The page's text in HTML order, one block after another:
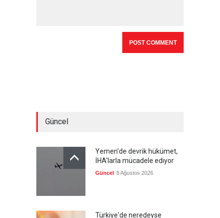
Güncel
Yemen'de devrik hükümet,
İHA'larla mücadele ediyor
Güncel 8 Ağustos 2026
Türkiye'de neredeyse